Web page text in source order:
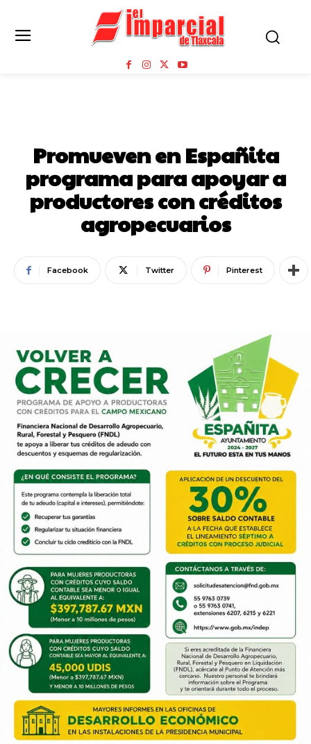
Promueven en Españita
programa para apoyar a
productores con créditos
agropecuarios
Facebook Twitter Pinterest